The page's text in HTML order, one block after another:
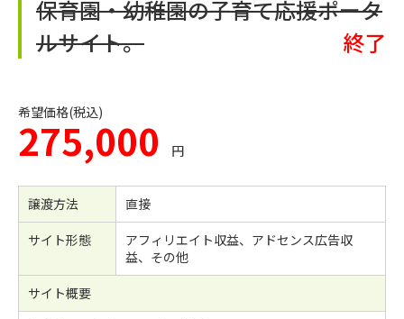
保育園・幼稚園の子育て応援ポータ
ルサイト。
終了
希望価格(税込)
275,000 円
譲渡方法
直接
サイト形態
アフィリエイト収益、アドセンス広告収
益、その他
サイト概要